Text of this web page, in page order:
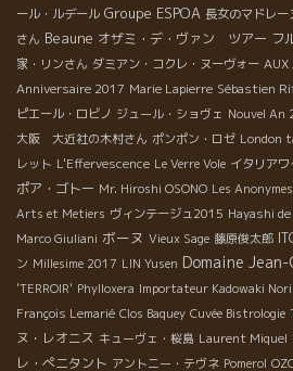
ール・ルデール Groupe ESPOA 長女のマドレー
さん Beaune オザミ・デ・ヴァン ツアー フ
家・リンさん ダミアン・コクレ・ヌーヴォー AUX
Anniversaire 2017 Marie Lapierre Sébastien
ピエール・ロビノ ジュール・ショヴェ Nouvel An
大阪 大近社の木村さん ポンポン・ロゼ London
レット L'Effervescence Le Verre Vole イタリア
ポア・ゴトー Mr. Hiroshi OSONO Les Anonymes
Arts et Metiers ヴィンテージュ2015 Hayashi
Marco Giuliani ボーヌ Vieux Sage 藤原俊太郎
ン Millesime 2017 LIN Yusen Domaine
'TERROIR' Phylloxera Importateur Kadowaki
François Lemarié Clos Baquey Cuvée Bistrologie
ヌ・レオニス キューヴェ・桜島 Laurent Miquel
レ・ぺニタント アントニー・テヴネ Pomerol